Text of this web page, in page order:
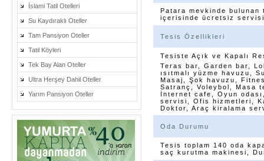
İslami Tatil Otelleri
Su Kaydıraklı Oteller
Tam Pansiyon Oteller
Tatil Köyleri
Tek Bay Alan Oteller
Ultra Herşey Dahil Oteller
Yarım Pansiyon Oteller
Patara mevkinde
içerisinde ücretsiz
Tesis Özellikleri
Tesiste Açık ve Kapalı
Teras bar, Garden bar,
ısıtmalı yüzme havuzu,
Masaj, Şok havuzu,
Satranç, Voleybol, Masa
İnternet cafe, Oyun
servisi, Ofis hizmetleri,
Doktor, Araç kiralama
Oda Durumu
Tesis toplam 140 oda
saç kurutma makinesi,